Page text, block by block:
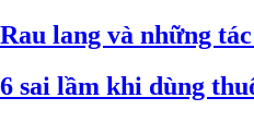
Rau lang và những
6 sai lầm khi dùng